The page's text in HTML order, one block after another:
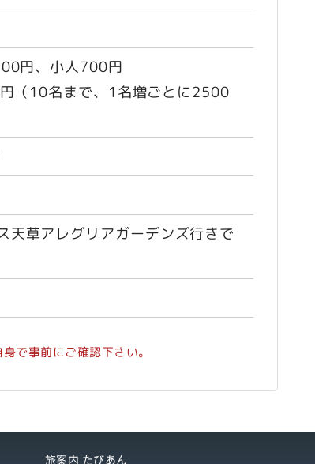
円、小人700円
（10名まで、1名増ごとに2500
天草アレグリアガーデンズ行きで
で事前にご確認下さい。
旅案内 たびあん